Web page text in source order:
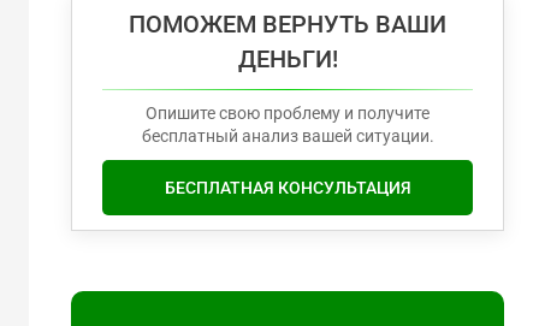
ПОМОЖЕМ ВЕРНУТЬ ВАШИ
ДЕНЬГИ!
Опишите свою проблему и получите
бесплатный анализ вашей ситуации.
БЕСПЛАТНАЯ КОНСУЛЬТАЦИЯ